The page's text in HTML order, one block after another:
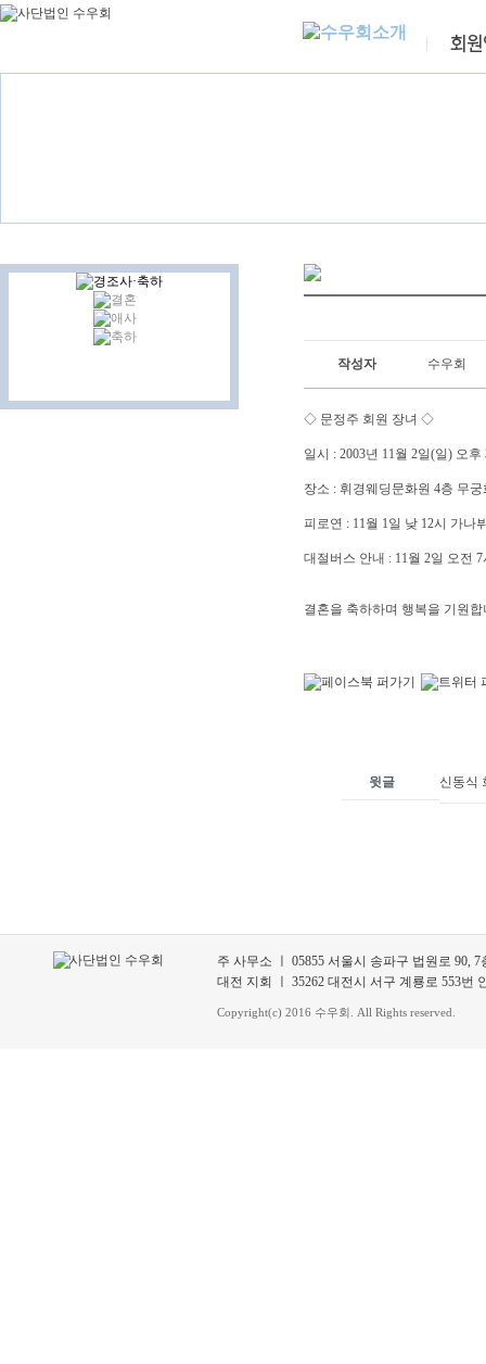
작성자 수우회
◇ 문정주 회원 장녀 ◇
일시 : 2003년 11월 2일(일) 오후
장소 : 휘경웨딩문화원 4층 무
피로연 : 11월 1일 낮 12시 가나
대절버스 안내 : 11월 2일 오전
결혼을 축하하며 행복을 기원합
윗글 신동식
주 사무소 ㅣ 05855 서울시 송파구 법원로 90,
대전 지회 ㅣ 35262 대전시 서구 계룡로 553번
Copyright(c) 2016 수우회. All Rights reserved.